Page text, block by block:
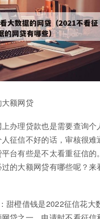
额网贷
办理贷款也是需要查询个
征信不好的话，审核很难
台有些是不太看重征信的
的大额网贷有哪些呢？来
甜橙借钱是2022征信花大